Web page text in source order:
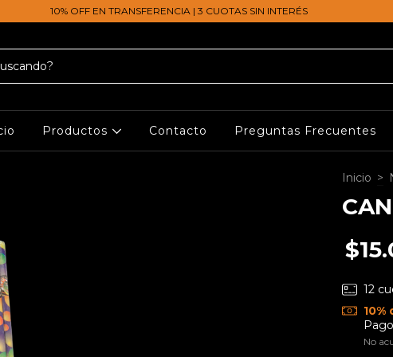
10% OFF EN TRANSFERENCIA | 3 CUOTAS SIN INTERÉS
Productos Contacto Preguntas Frecuentes
Inicio >
12
Pago
No